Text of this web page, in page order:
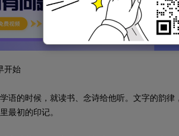
开始
的时候，就读书、念诗给他听。文字的韵律
最初的印记。